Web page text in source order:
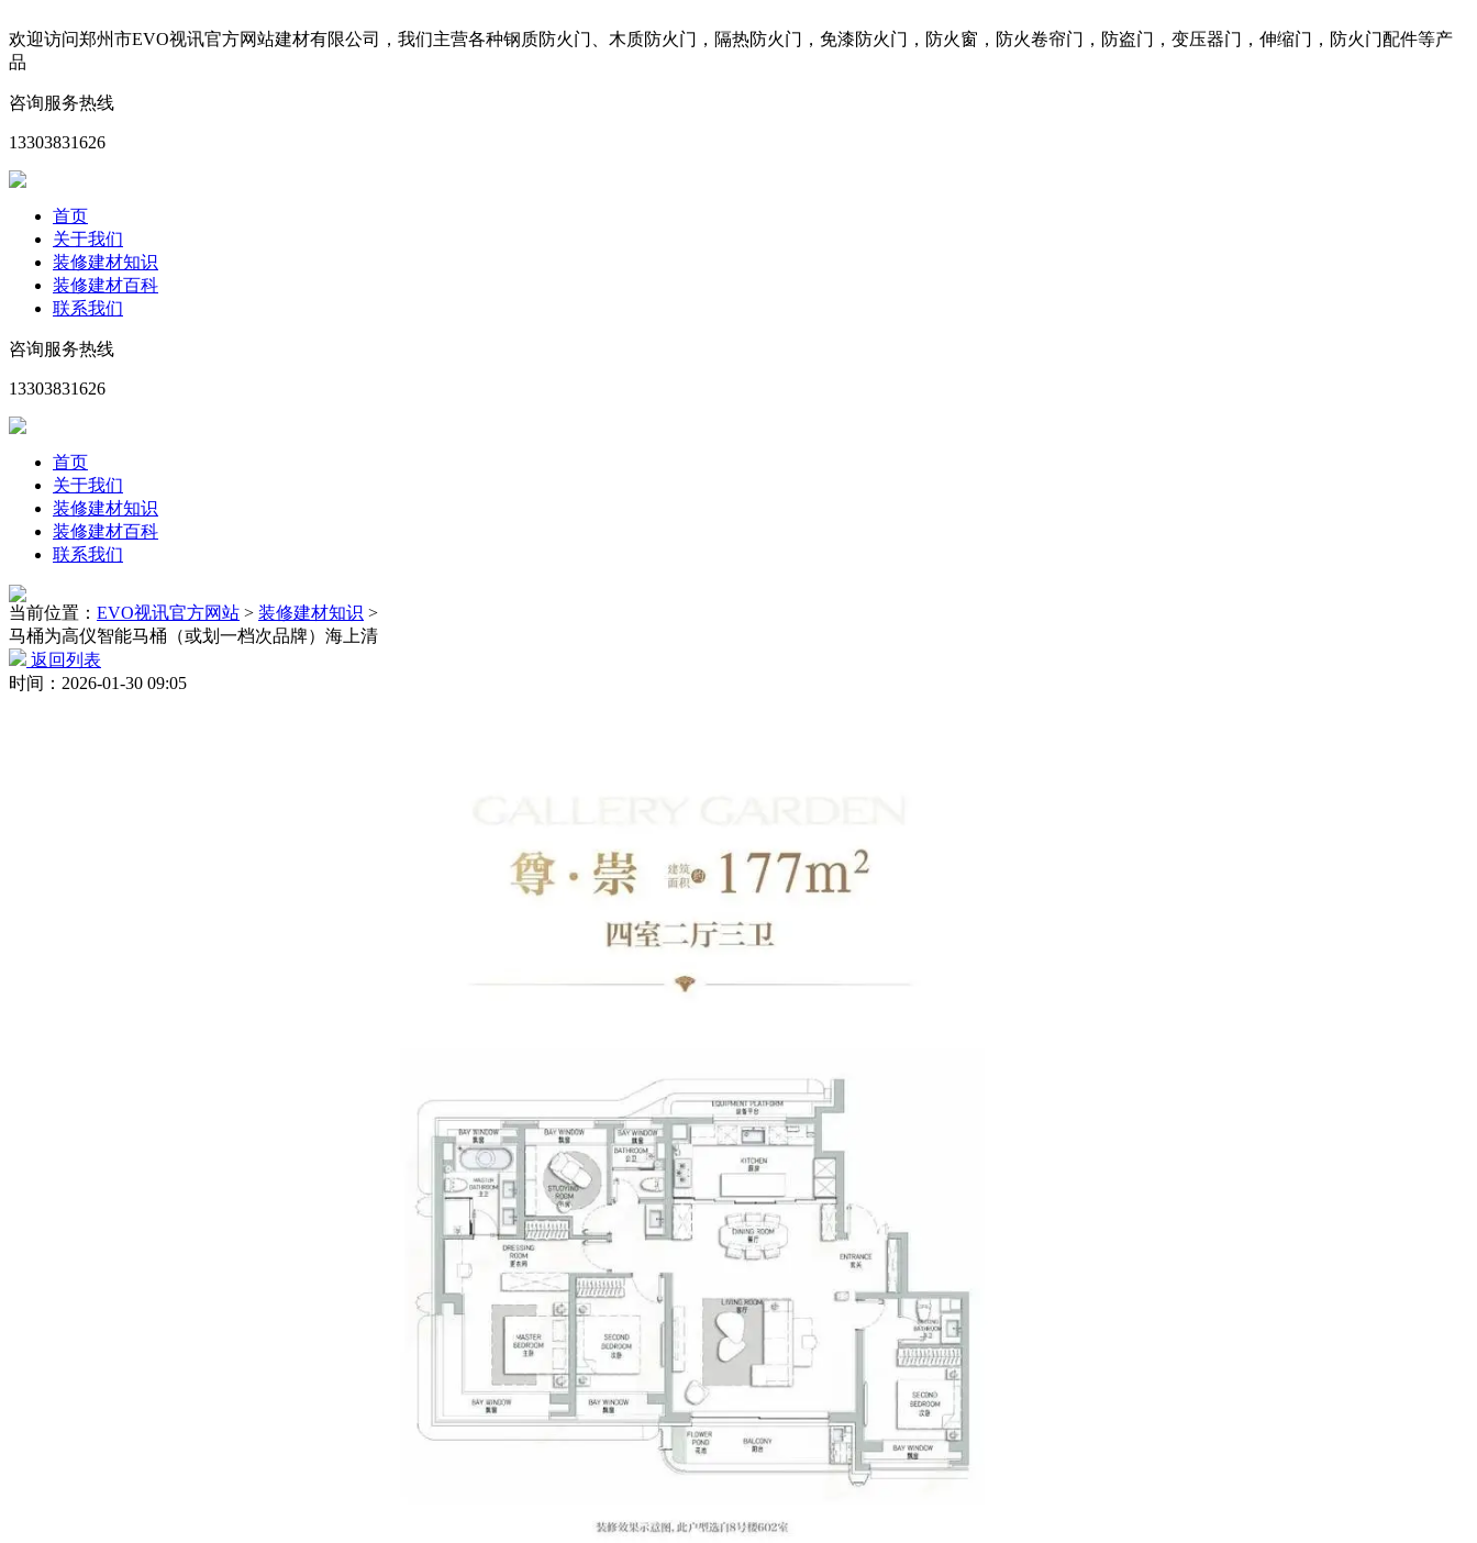
欢迎访问郑州市EVO视讯官方网站建材有限公司，我们主营各种钢质防火门、木质防火门，隔热防火门，免漆防火门，防火窗，防火卷帘门，防盗门，变压器门，伸缩门，防火门配件等产
品
咨询服务热线
13303831626
首页
关于我们
装修建材知识
装修建材百科
联系我们
咨询服务热线
13303831626
首页
关于我们
装修建材知识
装修建材百科
联系我们
当前位置： EVO视讯官方网站 > 装修建材知识 >
马桶为高仪智能马桶（或划一档次品牌）海上清
返回列表
时间：2026-01-30 09:05